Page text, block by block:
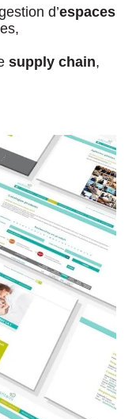
d’espaces
supply chain,